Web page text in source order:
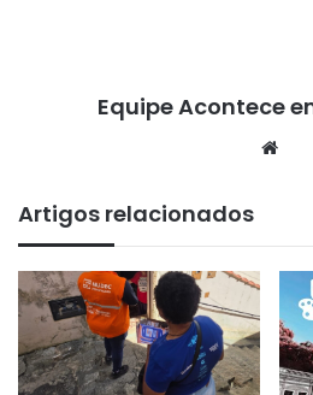
Equipe Acontece
Artigos relacionados